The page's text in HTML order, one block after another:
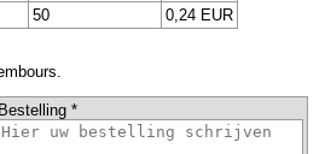
50 0,24 EUR
Bestelling *